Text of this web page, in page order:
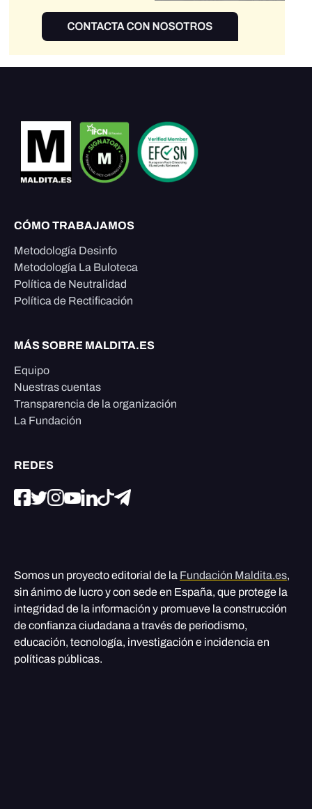
CÓMO TRABAJAMOS
Metodología Desinfo
Metodología La Buloteca
Política de Neutralidad
Política de Rectificación
MÁS SOBRE MALDITA.ES
Equipo
Nuestras cuentas
Transparencia de la organización
La Fundación
REDES
Somos un proyecto editorial de la Fundación Maldita.es,
sin ánimo de lucro y con sede en España, que protege la
integridad de la información y promueve la construcción
de confianza ciudadana a través de periodismo,
educación, tecnología, investigación e incidencia en
políticas públicas.